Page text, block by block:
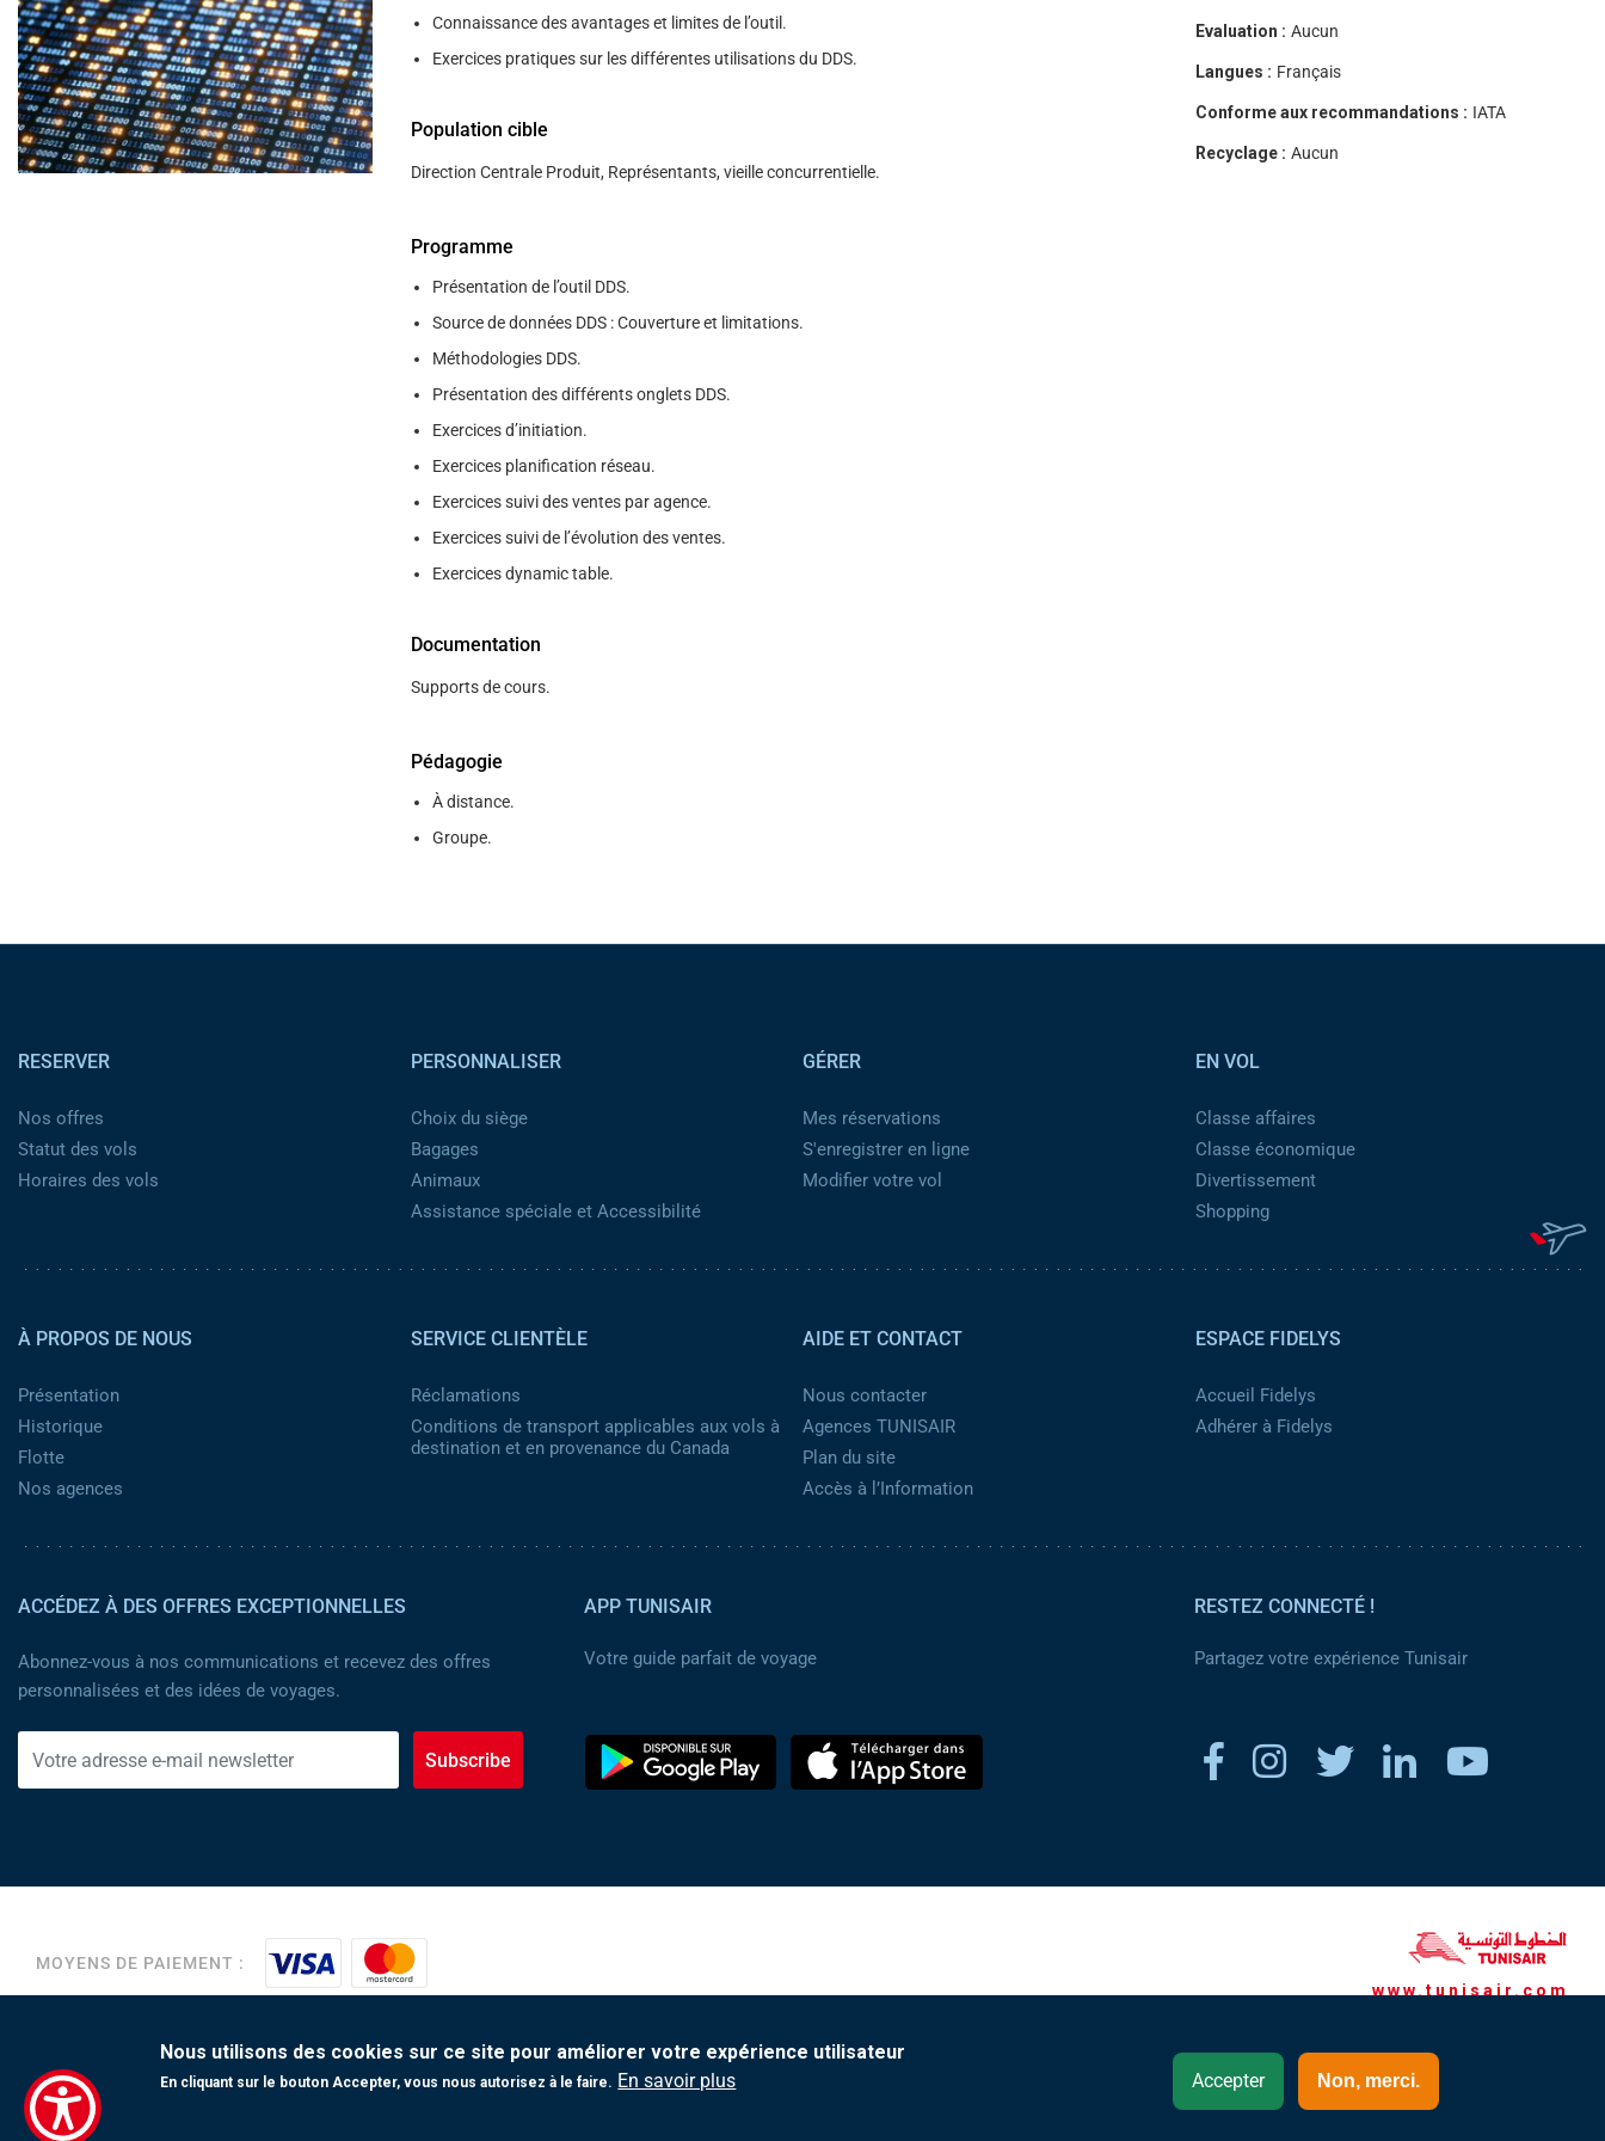
help
you
navigate
and
interact
with
the
content.
Connaissance des avantages et limites de l’outil.
Exercices pratiques sur les différentes utilisations du DDS.
Population cible
Direction Centrale Produit, Représentants, vieille concurrentielle.
Programme
Présentation de l’outil DDS.
Source de données DDS : Couverture et limitations.
Méthodologies DDS.
Présentation des différents onglets DDS.
Exercices d’initiation.
Exercices planification réseau.
Exercices suivi des ventes par agence.
Exercices suivi de l’évolution des ventes.
Exercices dynamic table.
Documentation
Supports de cours.
Pédagogie
À distance.
Groupe.
Evaluation : Aucun
Langues : Français
Conforme aux recommandations : IATA
Recyclage : Aucun
RESERVER
Nos offres
Statut des vols
Horaires des vols
PERSONNALISER
Choix du siège
Bagages
Animaux
Assistance spéciale et Accessibilité
GÉRER
Mes réservations
S'enregistrer en ligne
Modifier votre vol
EN VOL
Classe affaires
Classe économique
Divertissement
Shopping
À PROPOS DE NOUS
Présentation
Historique
Flotte
Nos agences
SERVICE CLIENTÈLE
Réclamations
Conditions de transport applicables aux vols à
destination et en provenance du Canada
AIDE ET CONTACT
Nous contacter
Agences TUNISAIR
Plan du site
Accès à l’Information
ESPACE FIDELYS
Accueil Fidelys
Adhérer à Fidelys
ACCÉDEZ À DES OFFRES EXCEPTIONNELLES
Abonnez-vous à nos communications et recevez des offres
personnalisées et des idées de voyages.
Subscribe
APP TUNISAIR
Votre guide parfait de voyage
RESTEZ CONNECTÉ !
Partagez votre expérience Tunisair
MOYENS DE PAIEMENT :
www.tunisair.com
Conditions générales de Transport|Conditions générales de Vente|Protection de vos données personnelles
paiement
Canada- Français (FR)
Nous utilisons des cookies sur ce site pour améliorer votre expérience utilisateur
En cliquant sur le bouton Accepter, vous nous autorisez à le faire. En savoir plus Accepter Non, merci.